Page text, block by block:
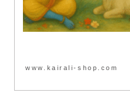
www.kairali-shop.com